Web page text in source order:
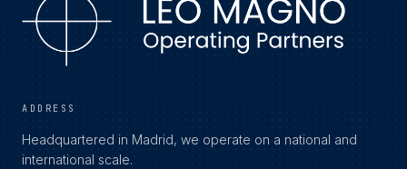
ADDRESS
Headquartered in Madrid, we operate on a national and
international scale.